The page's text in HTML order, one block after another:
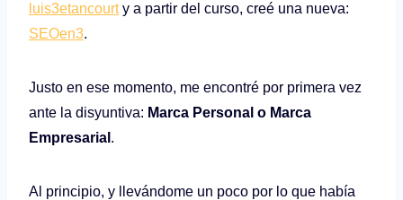
luis3etancourty a partir del curso, creé una nueva:
SEOen3.
Justo en ese momento, me encontré por primera vez
ante la disyuntiva: Marca Personal o Marca
Empresarial .
Al principio, y llevándome un poco por lo que había